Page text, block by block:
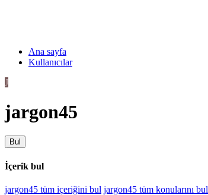
Ana sayfa
Kullanıcılar
J
jargon45
Bul
İçerik bul
jargon45 tüm içeriğini bul jargon45 tüm konularını bul